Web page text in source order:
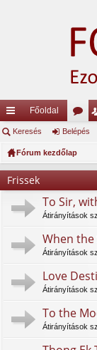
yo
rs
lin
Főoldal
ór
u
Keresés Belépés
Fórum kezdőlap
Frissek
To Sir,
Átirányítások
When the
Átirányítások
Love
Átirányítások
To the
Átirányítások